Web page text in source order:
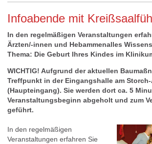
Infoabende mit
In den regelmäßigen Veranstaltungen
Ärzten/-innen und Hebammenalles
Thema: Die Geburt Ihres Kindes im
WICHTIG! Aufgrund der aktuellen
Treffpunkt in der Eingangshalle am
(Haupteingang). Sie werden dort ca. 5
Veranstaltungsbeginn abgeholt und zum
geführt.
In den regelmäßigen
Veranstaltungen erfahren Sie